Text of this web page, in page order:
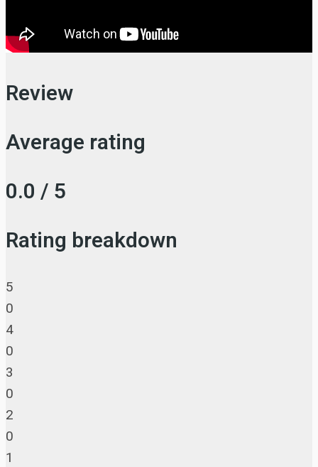
Review
Average rating
0.0 / 5
Rating breakdown
5
0
4
0
3
0
2
0
1